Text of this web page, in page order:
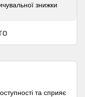
знижки
та сприяє